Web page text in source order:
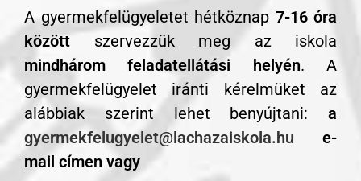
A gyermekfelügyeletet hétköznap 7-16 óra
között szervezzük meg az iskola
mindhárom feladatellátási helyén. A
gyermekfelügyelet iránti kérelmüket az
alábbiak szerint lehet benyújtani: a
gyermekfelugyelet@lachazaiskola.hu e-
mail címen vagy